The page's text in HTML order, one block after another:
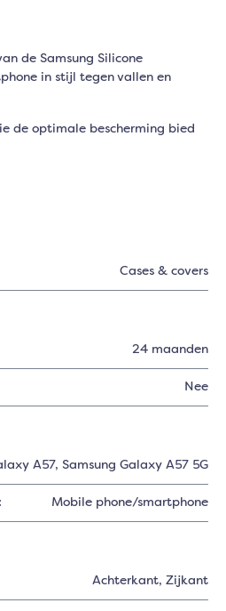
de Samsung Silicone
in stijl tegen vallen en
de optimale bescherming bied
Cases & covers
24 maanden
Nee
A57, Samsung Galaxy A57 5G
Mobile phone/smartphone
Achterkant, Zijkant